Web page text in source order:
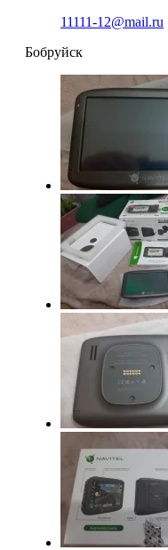
11111-12@mail.ru
Бобруйск